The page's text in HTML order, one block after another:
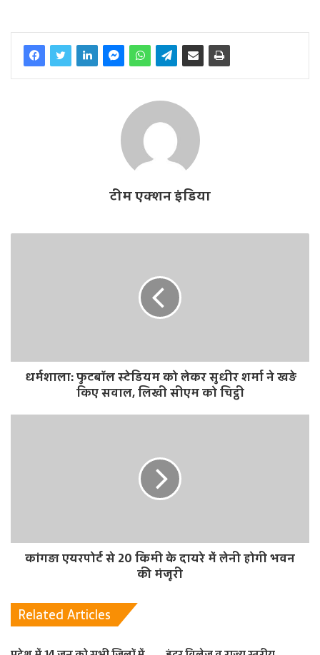
टीम एक्शन इंडिया
धर्मशाला: फुटबॉल स्टेडियम को लेकर सुधीर शर्मा ने खड़े
किए सवाल, लिखी सीएम को चिट्ठी
कांगड़ा एयरपोर्ट से 20 किमी के दायरे में लेनी होगी भवन
की मंजूरी
Related Articles